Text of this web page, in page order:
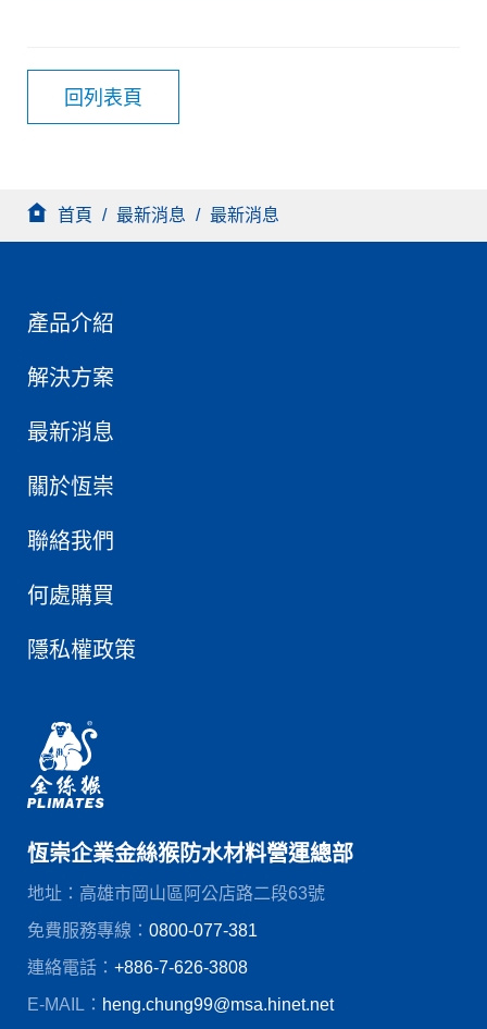
回列表頁
首頁 / 最新消息 / 最新消息
產品介紹
解決方案
最新消息
關於恆崇
聯絡我們
何處購買
隱私權政策
恆崇企業金絲猴防水材料營運總部
地址：高雄市岡山區阿公店路二段63號
免費服務專線： 0800-077-381
連絡電話： +886-7-626-3808
E-MAIL： heng.chung99@msa.hinet.net